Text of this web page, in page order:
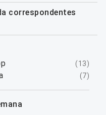
correspondentes
(13)
(7)